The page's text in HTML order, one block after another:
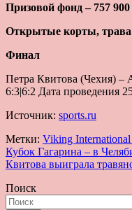
Призовой фонд – 757
Открытые корты, трава
Финал
Петра Квитова (Чехия) –
6:3|6:2 Дата проведения
Источник: sports.ru
Метки: Viking International
Навигация
по
записям
Кубок Гагарина – в
Квитова выиграла
Поиск